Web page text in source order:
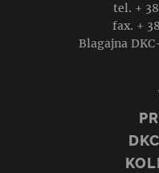
tel. +
fax. +
Blagajna